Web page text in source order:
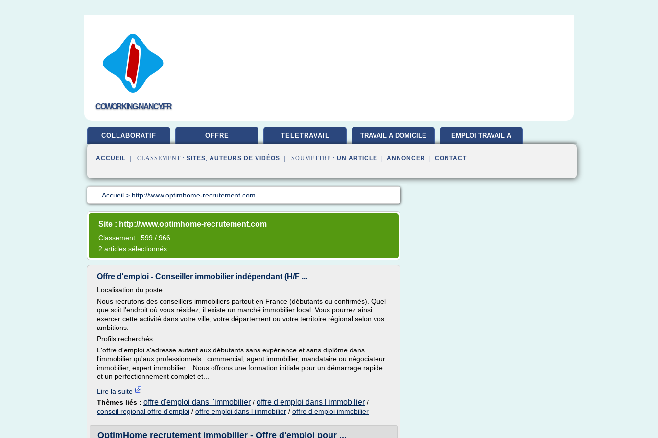
COWORKING-NANCY.FR
COLLABORATIF OFFRE TELETRAVAIL TRAVAIL A DOMICILE EMPLOI TRAVAIL A
ACCUEIL | CLASSEMENT : SITES, AUTEURS DE VIDÉOS | SOUMETTRE : UN ARTICLE ANNONCER CONTACT
Accueil > http://www.optimhome-recrutement.com
Site : http://www.optimhome-recrutement.com
Classement : 599 / 966
2 articles sélectionnés
Offre d'emploi - Conseiller immobilier indépendant (H/F ...
Localisation du poste
Nous recrutons des conseillers immobiliers partout en France (débutants ou confirmés). Quel
que soit l'endroit où vous résidez, il existe un marché immobilier local. Vous pourrez ainsi
exercer cette activité dans votre ville, votre département ou votre territoire régional selon vos
ambitions.
Profils recherchés
L'offre d'emploi s'adresse autant aux débutants sans expérience et sans diplôme dans
l'immobilier qu'aux professionnels : commercial, agent immobilier, mandataire ou négociateur
immobilier, expert immobilier... Nous offrons une formation initiale pour un démarrage rapide
et un perfectionnement complet et...
Lire la suite
Thèmes liés : offre d'emploi dans l'immobilier / offre d emploi dans l immobilier /
conseil regional offre d'emploi / offre emploi dans l immobilier / offre d emploi immobilier
OptimHome recrutement immobilier - Offre d'emploi pour ...